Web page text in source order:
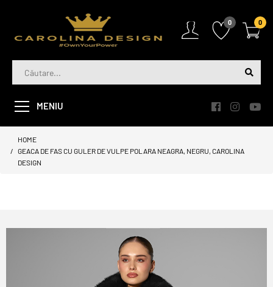
0 0
MENIU
HOME
GEACA DE FAS CU GULER DE VULPE POLARA NEAGRA, NEGRU, CAROLINA
DESIGN